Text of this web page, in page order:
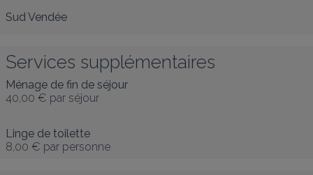
Sud Vendée
Services supplémentaires
Ménage de fin de séjour
40,00 € par séjour
Linge de toilette
8,00 € par personne